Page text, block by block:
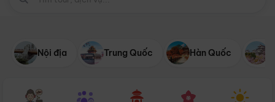
Nội địa Trung Quốc Hàn Quốc